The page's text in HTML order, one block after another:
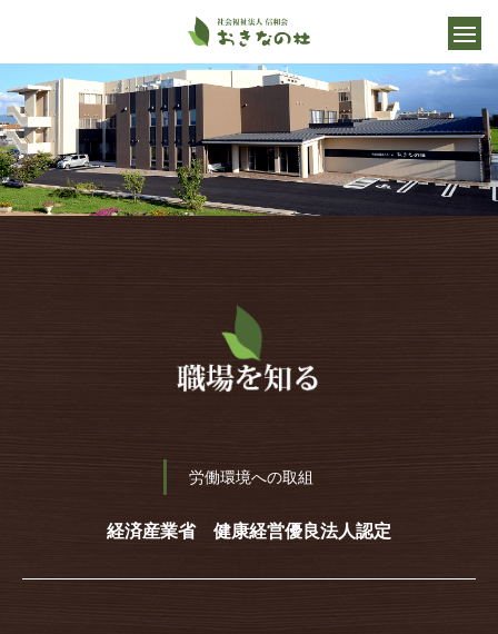
労働環境への取組
経済産業省 健康経営優良法人認定